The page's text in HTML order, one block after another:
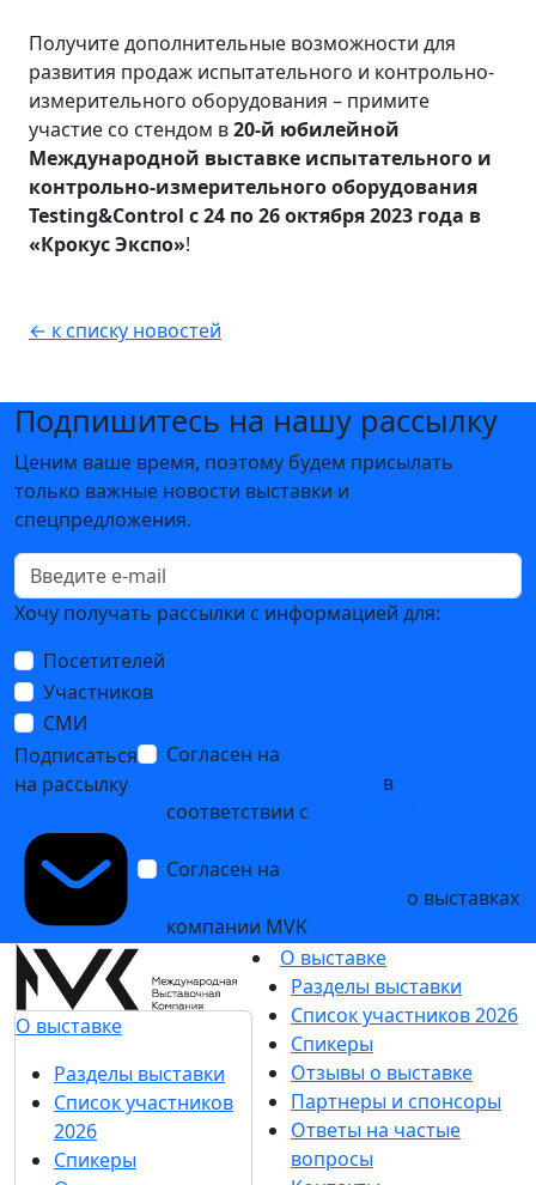
Получите дополнительные возможности для
развития продаж испытательного и контрольно-
измерительного оборудования – примите
участие со стендом в20-й юбилейной
Международной выставке испытательного и
контрольно-измерительного оборудования
Testing&Control c 24 по 26 октября 2023 года в
«Крокус Экспо»!
← к списку новостей
Подпишитесь на нашу рассылку
Ценим ваше время, поэтому будем присылать
только важные новости выставки и
спецпредложения.
Хочу получать рассылки с информацией для:
Посетителей
Участников
СМИ
Подписаться
на рассылку
Согласен на
в
соответствии с
Согласен на
о выставках
компании MVK
О выставке
Разделы выставки
Список участников
2026
Спикеры
О выставке
Разделы выставки
Список участников 2026
Спикеры
Отзывы о выставке
Партнеры и спонсоры
Ответы на частые
вопросы